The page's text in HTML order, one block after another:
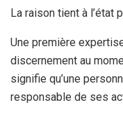
La raison tient à l’état
Une première
discernement au
signifie qu’une
responsable de ses